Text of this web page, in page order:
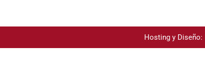
Hosting y Diseño: